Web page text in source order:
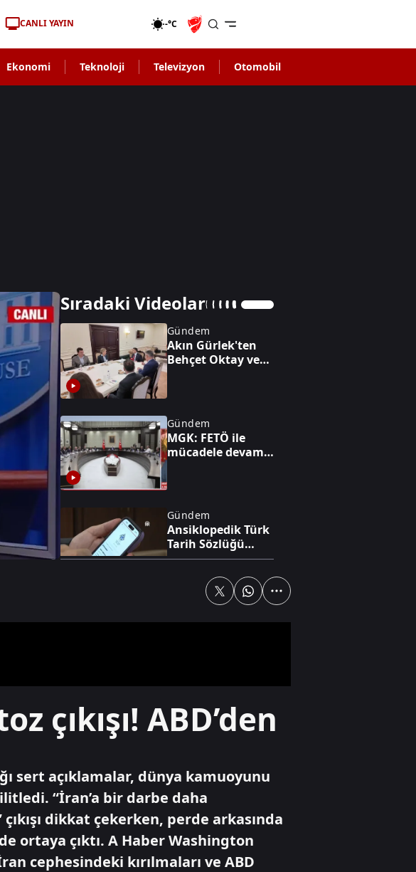
CANLI YAYIN -°C
Ekonomi Teknoloji Televizyon Otomobil
Sıradaki Videolar
Gündem
Akın Gürlek'ten
Behçet Oktay ve
Gündem
MGK: FETÖ ile
mücadele devam
Gündem
Ansiklopedik Türk
Tarih Sözlüğü
yayında
Evdeki tehlike:
Heybeliada Deniz
Harp Okulu'nun
Gündem
Bilecik'te arazide
çıkan yangın
söndürüldü
çıkışı! ABD’den
sert açıklamalar, dünya kamuoyunu
“İran’a bir darbe daha
dikkat çekerken, perde arkasında
ortaya çıktı. A Haber Washington
cephesindeki kırılmaları ve ABD